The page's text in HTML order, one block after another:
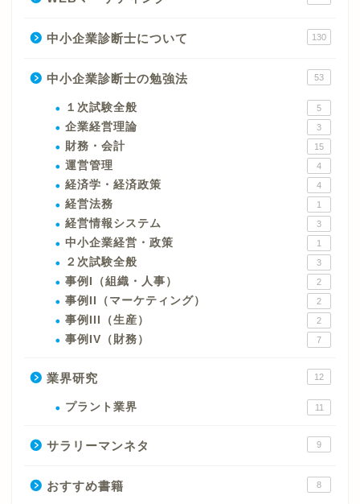
中小企業診断士について 130
中小企業診断士の勉強法 53
１次試験全般 5
企業経営理論 3
財務・会計 15
運営管理 4
経済学・経済政策 4
経営法務 1
経営情報システム 3
中小企業経営・政策 1
２次試験全般 3
事例I（組織・人事） 2
事例II（マーケティング） 2
事例III（生産） 2
事例IV（財務） 7
業界研究 12
プラント業界 11
サラリーマンネタ 9
おすすめ書籍 8